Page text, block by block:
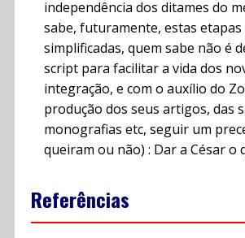
independência dos ditames do
sabe, futuramente, estas
simplificadas, quem sabe não é
script para facilitar a vida dos
integração, e com o auxílio do
produção dos seus artigos, das
monografias etc, seguir um
queiram ou não) : Dar a César o
Referências